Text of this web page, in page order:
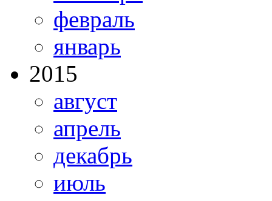
февраль
январь
2015
август
апрель
декабрь
июль